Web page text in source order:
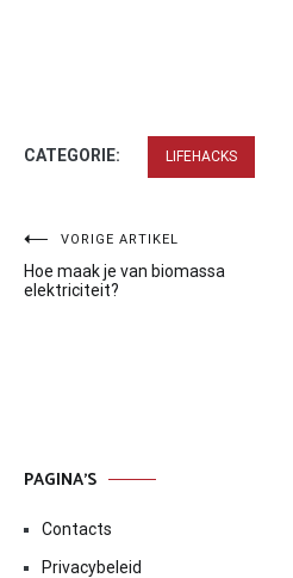
CATEGORIE: LIFEHACKS
Bericht
navigatie
VORIGE ARTIKEL
Hoe maak je van biomassa
elektriciteit?
PAGINA’S
Contacts
Privacybeleid